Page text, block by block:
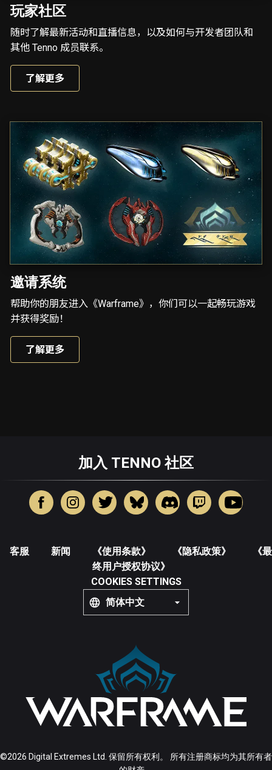
玩家社区
随时了解最新活动和直播信息，以及如何与开发者团队和
其他 Tenno 成员联系。
了解更多
邀请系统
帮助你的朋友进入《Warframe》，你们可以一起畅玩游戏
并获得奖励！
了解更多
加入 TENNO 社区
客服 新闻 《使用条款》 《隐私政策》
《最
终用户授权协议》
COOKIES SETTINGS
简体中文
©2026 Digital Extremes Ltd. 保留所有权利。 所有注册商标均为其所有者